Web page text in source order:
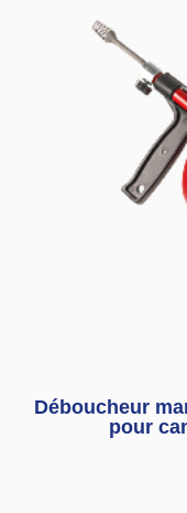
Déboucheur
pour